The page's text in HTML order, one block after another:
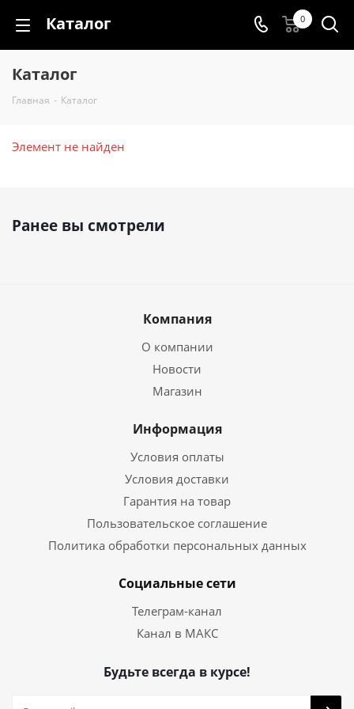
Каталог 0
Каталог
Главная - Каталог
Элемент не найден
Ранее вы смотрели
Компания
О компании
Новости
Магазин
Информация
Условия оплаты
Условия доставки
Гарантия на товар
Пользовательское соглашение
Политика обработки персональных данных
Социальные сети
Телеграм-канал
Канал в МАКС
Будьте всегда в курсе!